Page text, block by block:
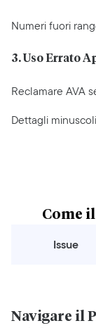
Numeri fuori
3. Uso Errato
Reclamare AVA
Dettagli
Come
Issue
Navigare il